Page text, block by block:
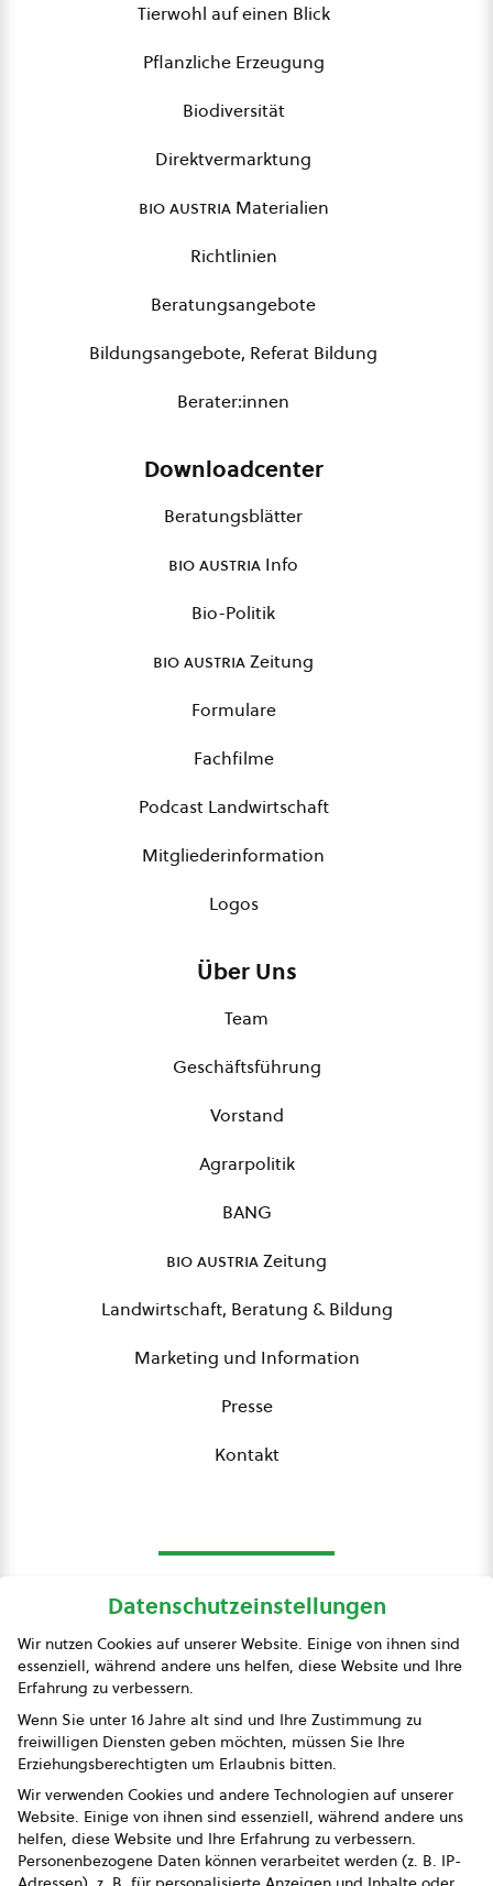
Tierwohl auf einen Blick
Pflanzliche Erzeugung
Biodiversität
Direktvermarktung
bio austriaMaterialien
Richtlinien
Beratungsangebote
Bildungsangebote, Referat Bildung
Berater:innen
Downloadcenter
Beratungsblätter
bio austria Info
Bio-Politik
bio austriaZeitung
Formulare
Fachfilme
Podcast Landwirtschaft
Mitgliederinformation
Logos
Über Uns
Team
Geschäftsführung
Vorstand
Agrarpolitik
BANG
bio austriaZeitung
Landwirtschaft, Beratung & Bildung
Marketing und Information
Presse
Kontakt
Presse
Impressum
Datenschutz
AGB
AGB Marketing GmbH
Datenschutzeinstellungen
Wir nutzen Cookies auf unserer Website. Einige von ihnen sind
essenziell, während andere uns helfen, diese Website und Ihre
Erfahrung zu verbessern.
Wenn Sie unter 16 Jahre alt sind und Ihre Zustimmung zu
freiwilligen Diensten geben möchten, müssen Sie Ihre
Erziehungsberechtigten um Erlaubnis bitten.
Wir verwenden Cookies und andere Technologien auf unserer
Website. Einige von ihnen sind essenziell, während andere uns
helfen, diese Website und Ihre Erfahrung zu verbessern.
Personenbezogene Daten können verarbeitet werden (z. B. IP-